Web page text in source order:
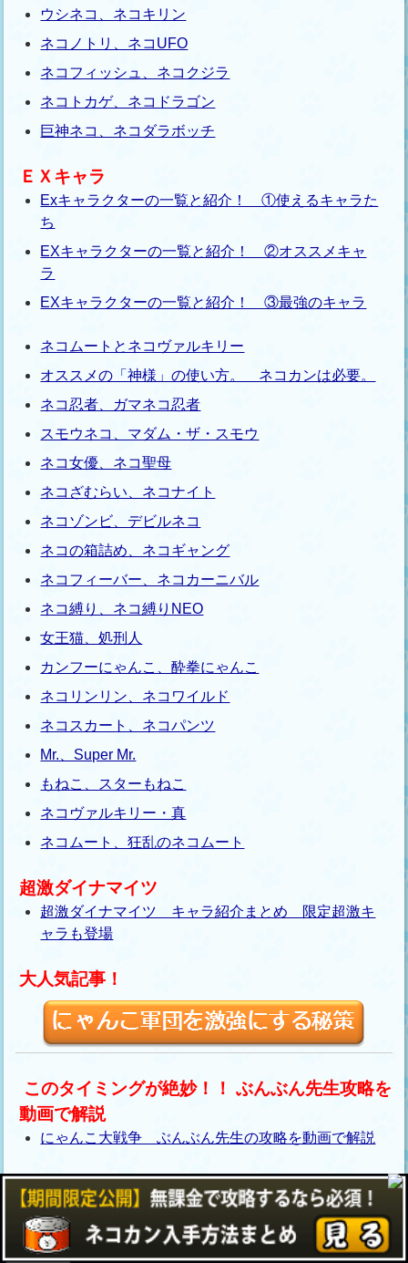
ウシネコ、ネコキリン
ネコノトリ、ネコUFO
ネコフィッシュ、ネコクジラ
ネコトカゲ、ネコドラゴン
巨神ネコ、ネコダラボッチ
ＥＸキャラ
Exキャラクターの一覧と紹介！ ①使えるキャラた
ち
EXキャラクターの一覧と紹介！ ②オススメキャ
ラ
EXキャラクターの一覧と紹介！ ③最強のキャラ
ネコムートとネコヴァルキリー
オススメの「神様」の使い方。 ネコカンは必要。
ネコ忍者、ガマネコ忍者
スモウネコ、マダム・ザ・スモウ
ネコ女優、ネコ聖母
ネコざむらい、ネコナイト
ネコゾンビ、デビルネコ
ネコの箱詰め、ネコギャング
ネコフィーバー、ネコカーニバル
ネコ縛り、ネコ縛りNEO
女王猫、処刑人
カンフーにゃんこ、酔拳にゃんこ
ネコリンリン、ネコワイルド
ネコスカート、ネコパンツ
Mr.、Super Mr.
もねこ、スターもねこ
ネコヴァルキリー・真
ネコムート、狂乱のネコムート
超激ダイナマイツ
超激ダイナマイツ キャラ紹介まとめ 限定超激キ
ャラも登場
大人気記事！
このタイミングが絶妙！！ ぶんぶん先生攻略を
動画で解説
にゃんこ大戦争 ぶんぶん先生の攻略を動画で解説
気になるにゃんこキャラグッズ特集
キャラクターグッズ特集！筆者オススメの商品！
敵キャラクター